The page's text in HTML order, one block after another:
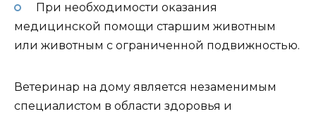
При необходимости оказания
медицинской помощи старшим животным
или животным с ограниченной подвижностью.
Ветеринар на дому является незаменимым
специалистом в области здоровья и